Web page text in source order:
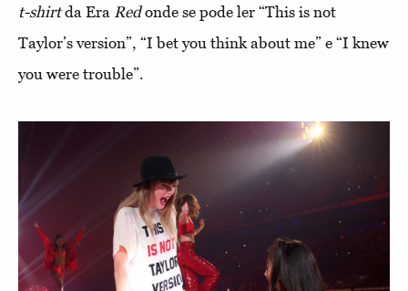
t-shirtda Era Redonde se pode ler “This is not
Taylor’s version”, “I bet you think about me” e “I knew
you were trouble”.